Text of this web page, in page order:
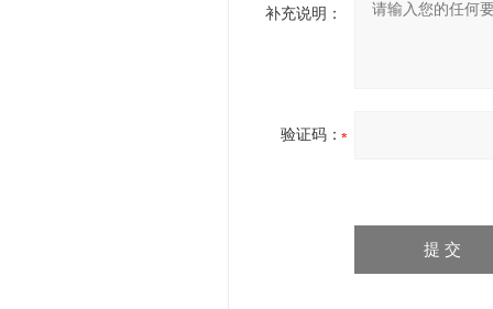
补充说明：
验证码：